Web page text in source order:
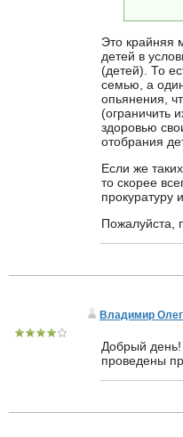
Это крайняя
детей в
(детей). То
семью, а
опьянения,
(ограничить
здоровью
отобрания
Если же
то скорее
прокуратуру
Пожалуйста,
Владимир
Добрый день!
проведены